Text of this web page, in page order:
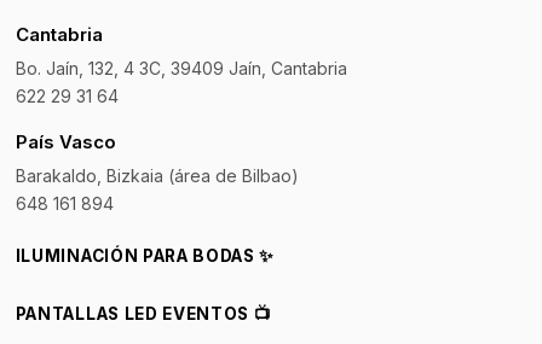
Cantabria
Bo. Jaín, 132, 4 3C, 39409 Jaín, Cantabria
622 29 31 64
País Vasco
Barakaldo, Bizkaia (área de Bilbao)
648 161 894
ILUMINACIÓN PARA BODAS ✨
PANTALLAS LED EVENTOS 📺